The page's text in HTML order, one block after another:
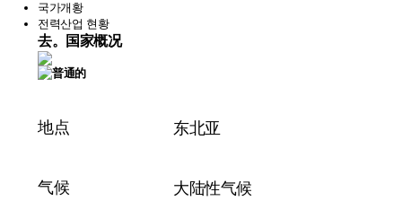
국가개황
전력산업 현황
去。 国家概况
地点 东北亚
气候 大陆性气候